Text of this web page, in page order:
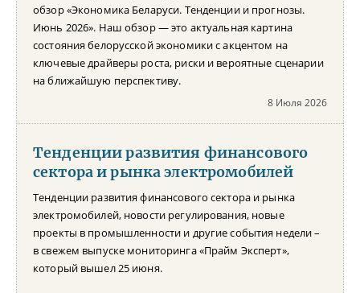
обзор «Экономика Беларуси. Тенденции и прогнозы.
Июнь 2026». Наш обзор — это актуальная картина
состояния белорусской экономики с акцентом на
ключевые драйверы роста, риски и вероятные сценарии
на ближайшую перспективу.
8 Июля 2026
Тенденции развития финансового
сектора и рынка электромобилей
Тенденции развития финансового сектора и рынка
электромобилей, новости регулирования, новые
проекты в промышленности и другие события недели –
в свежем выпуске мониторинга «Прайм Эксперт»,
который вышел 25 июня.